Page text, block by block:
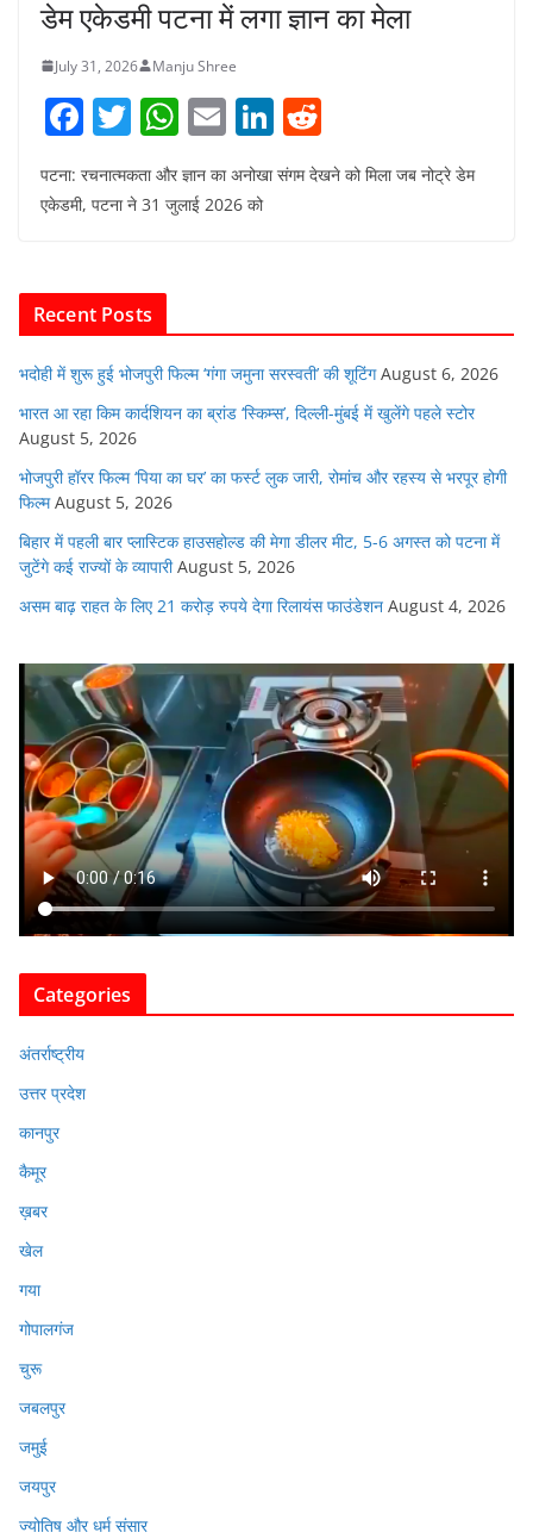
डेम एकेडमी पटना में लगा ज्ञान का मेला
July 31, 2026 Manju Shree
F
c
o
o
k
T
itt
W
at
p
E
m
ai
Li
n
k
e
d
पटना: रचनात्मकता और ज्ञान का अनोखा संगम देखने को मिला जब नोट्रे डेम
एकेडमी, पटना ने 31 जुलाई 2026 को
Recent Posts
भदोही में शुरू हुई भोजपुरी फिल्म ‘गंगा जमुना सरस्वती’ की शूटिंग August 6, 2026
भारत आ रहा किम कार्दशियन का ब्रांड ‘स्किम्स’, दिल्ली-मुंबई में खुलेंगे पहले स्टोर
August 5, 2026
भोजपुरी हॉरर फिल्म ‘पिया का घर’ का फर्स्ट लुक जारी, रोमांच और रहस्य से भरपूर होगी
फिल्म August 5, 2026
बिहार में पहली बार प्लास्टिक हाउसहोल्ड की मेगा डीलर मीट, 5-6 अगस्त को पटना में
जुटेंगे कई राज्यों के व्यापारी August 5, 2026
असम बाढ़ राहत के लिए 21 करोड़ रुपये देगा रिलायंस फाउंडेशन August 4, 2026
Categories
अंतर्राष्ट्रीय
उत्तर प्रदेश
कानपुर
कैमूर
ख़बर
खेल
गया
गोपालगंज
चुरू
जबलपुर
जमुई
जयपुर
ज्योतिष और धर्म संसार